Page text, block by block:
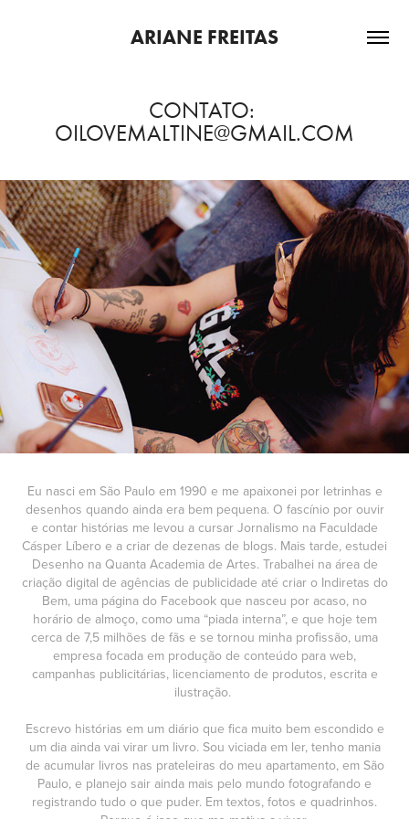
ARIANE FREITAS
CONTATO:
OILOVEMALTINE@GMAIL.COM
Eu nasci em São Paulo em 1990 e me apaixonei por letrinhas e
desenhos quando ainda era bem pequena. O fascínio por ouvir
e contar histórias me levou a cursar Jornalismo na Faculdade
Cásper Líbero e a criar de dezenas de blogs. Mais tarde, estudei
Desenho na Quanta Academia de Artes. Trabalhei na área de
criação digital de agências de publicidade até criar o Indiretas do
Bem, uma página do Facebook que nasceu por acaso, no
horário de almoço, como uma “piada interna”, e que hoje tem
cerca de 7,5 milhões de fãs e se tornou minha profissão, uma
empresa focada em produção de conteúdo para web,
campanhas publicitárias, licenciamento de produtos, escrita e
ilustração.
Escrevo histórias em um diário que fica muito bem escondido e
um dia ainda vai virar um livro. Sou viciada em ler, tenho mania
de acumular livros nas prateleiras do meu apartamento, em São
Paulo, e planejo sair ainda mais pelo mundo fotografando e
registrando tudo o que puder. Em textos, fotos e quadrinhos.